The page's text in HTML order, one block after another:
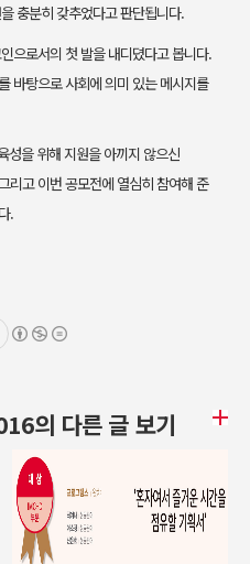
충분히 갖추었다고 판단됩니다.
으로서의 첫 발을 내디뎠다고 봅니다.
바탕으로 사회에 의미 있는 메시지를
성을 위해 지원을 아끼지 않으신
리고 이번 공모전에 열심히 참여해 준
.
의 다른 글 보기